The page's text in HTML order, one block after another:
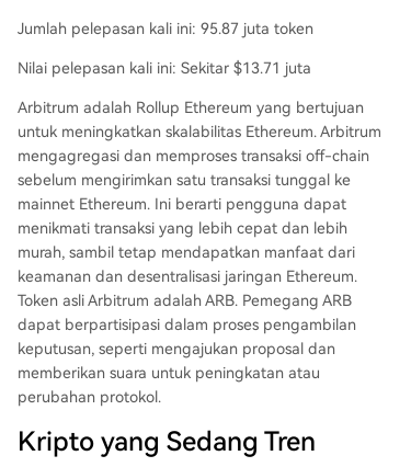
Jumlah pelepasan kali ini: 95.87 juta token
Nilai pelepasan kali ini: Sekitar $13.71 juta
Arbitrum adalah Rollup Ethereum yang bertujuan
untuk meningkatkan skalabilitas Ethereum. Arbitrum
mengagregasi dan memproses transaksi off-chain
sebelum mengirimkan satu transaksi tunggal ke
mainnet Ethereum. Ini berarti pengguna dapat
menikmati transaksi yang lebih cepat dan lebih
murah, sambil tetap mendapatkan manfaat dari
keamanan dan desentralisasi jaringan Ethereum.
Token asli Arbitrum adalah ARB. Pemegang ARB
dapat berpartisipasi dalam proses pengambilan
keputusan, seperti mengajukan proposal dan
memberikan suara untuk peningkatan atau
perubahan protokol.
Kripto yang Sedang Tren